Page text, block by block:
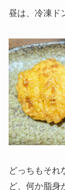
昼は、冷凍ド
どっちもそれ
ど、何か脂身